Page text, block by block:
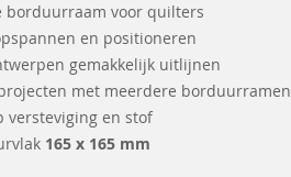
borduurraam voor quilters
en positioneren
gemakkelijk uitlijnen
met meerdere borduurramen
versteviging en stof
165 x 165 mm